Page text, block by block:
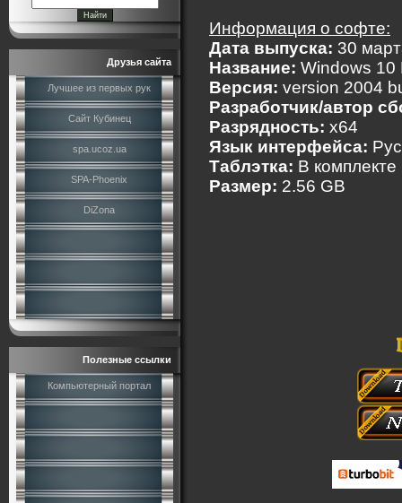
Друзья сайта
Лучшее из первых рук
Сайт Кубинец
spa.ucoz.ua
SPA-Phoenix
DiZona
Полезные ссылки
Компьютерный портал
Информация о софте:
Дата выпуска: 30
Название: Windows 10
Версия: version 2004
Разработчик/автор
Разрядность: x64
Язык интерфейса:
Таблэтка: В комплекте
Размер: 2.56 GB